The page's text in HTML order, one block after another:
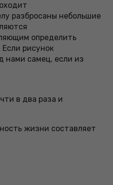
разбросаны небольшие
определить
рисунок
нами самец, если из
в два раза и
жизни составляет